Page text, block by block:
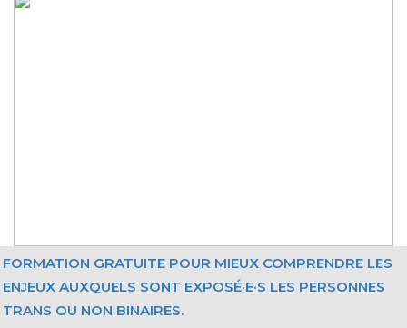
FORMATION GRATUITE POUR MIEUX COMPRENDRE LES
ENJEUX AUXQUELS SONT EXPOSÉ·E·S LES PERSONNES
TRANS OU NON BINAIRES.